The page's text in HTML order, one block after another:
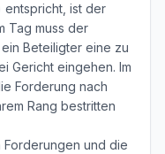
entspricht, ist der
Tag muss der
Beteiligter eine zu
Gericht eingehen. Im
Forderung nach
Rang bestritten
und die